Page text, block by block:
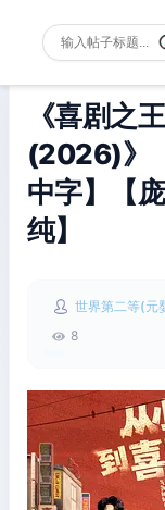
《喜剧之
(2026)》
中字】【
纯】
世界第二等(元
8